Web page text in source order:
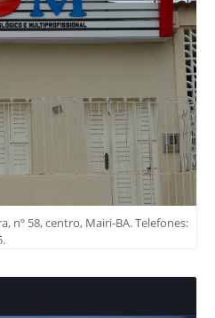
nº 58, centro, Mairi-BA. Telefones: